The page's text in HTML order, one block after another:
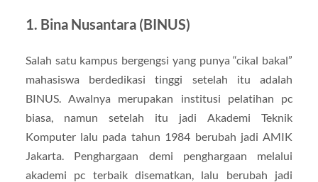
1. Bina Nusantara (BINUS)
Salah satu kampus bergengsi yang punya “cikal bakal”
mahasiswa berdedikasi tinggi setelah itu adalah
BINUS. Awalnya merupakan institusi pelatihan pc
biasa, namun setelah itu jadi Akademi Teknik
Komputer lalu pada tahun 1984 berubah jadi AMIK
Jakarta. Penghargaan demi penghargaan melalui
akademi pc terbaik disematkan, lalu berubah jadi